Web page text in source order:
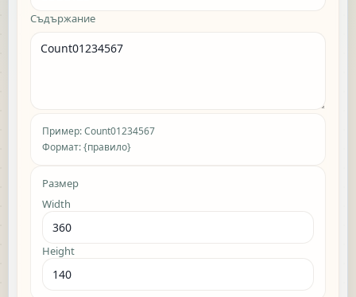
Съдържание
Пример: Count01234567
Формат: {правило}
Размер
Width
Height